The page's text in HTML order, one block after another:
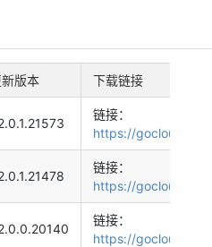
新版本 下载链接
链接：
https://
链接：
https://
链接：
https://